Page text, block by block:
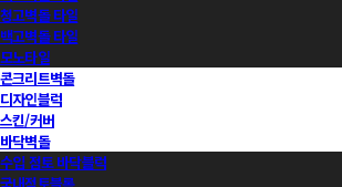
청고벽돌 타일
백고벽돌 타일
모노타일
콘크리트벽돌
디자인블럭
스킨/커버
바닥벽돌
수입 점토 바닥블럭